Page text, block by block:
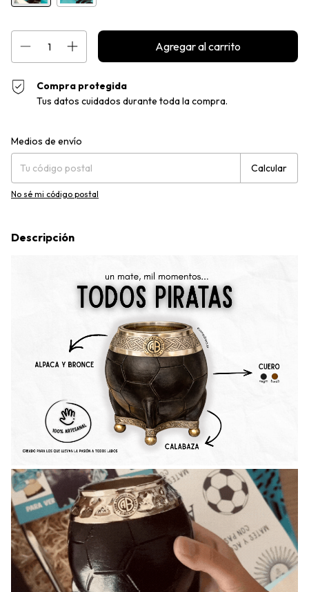
Compra protegida
Tus datos cuidados durante toda la compra.
Entregas para el CP:
Medios de envío
Calcular
No sé mi código postal
Descripción